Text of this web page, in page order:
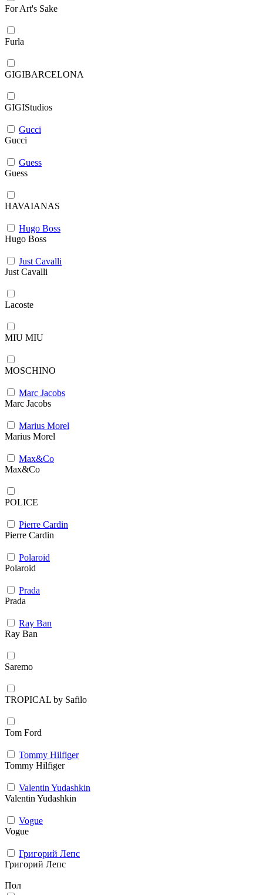
For Art's Sake
Furla
GIGIBARCELONA
GIGIStudios
Gucci
Gucci
Guess
Guess
HAVAIANAS
Hugo Boss
Hugo Boss
Just Cavalli
Just Cavalli
Lacoste
MIU MIU
MOSCHINO
Marc Jacobs
Marc Jacobs
Marius Morel
Marius Morel
Max&Co
Max&Co
POLICE
Pierre Cardin
Pierre Cardin
Polaroid
Polaroid
Prada
Prada
Ray Ban
Ray Ban
Saremo
TROPICAL by Safilo
Tom Ford
Tommy Hilfiger
Tommy Hilfiger
Valentin Yudashkin
Valentin Yudashkin
Vogue
Vogue
Григорий Лепс
Григорий Лепс
Пол